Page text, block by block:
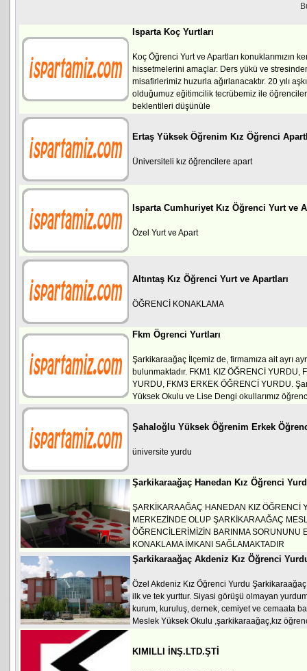
Isparta Koç Yurtları
Koç Öğrenci Yurt ve Apartları konuklarımızın
hissetmelerini amaçlar. Ders yükü ve
misafirlerimiz huzurla ağırlanacaktır. 20 yılı
olduğumuz eğitimcilik tecrübemiz ile
beklentileri düşünüle
Ertaş Yüksek Öğrenim Kız Öğrenci
Üniversiteli kız öğrencilere apart
Isparta Cumhuriyet Kız Öğrenci Yurt ve
Özel Yurt ve Apart
Altıntaş Kız Öğrenci Yurt ve Apartları
ÖĞRENCİ KONAKLAMA
Fkm Ögrenci Yurtları
Şarkikaraağaç İlçemiz de, firmamıza ait ayrı
bulunmaktadır. FKM1 KIZ ÖĞRENCİ YURDU,
YURDU, FKM3 ERKEK ÖĞRENCİ YURDU.
Yüksek Okulu ve Lise Dengi okullarımız
Şahaloğlu Yüksek Öğrenim Erkek
üniversite yurdu
Şarkikaraağaç Hanedan Kız Öğrenci
ŞARKİKARAAĞAÇ HANEDAN KIZ ÖĞRENCİ
MERKEZİNDE OLUP ŞARKİKARAAĞAÇ
ÖĞRENCİLERİMİZİN BARINMA SORUNUNU
KONAKLAMA İMKANI SAĞLAMAKTADIR
Şarkikaraağaç Akdeniz Kız Öğrenci
Özel Akdeniz Kız Öğrenci Yurdu Şarkikaraağaç
ilk ve tek yurttur. Siyasi görüşü olmayan
kurum, kuruluş, dernek, cemiyet ve cemaata
Meslek Yüksek Okulu ,şarkikaraağaç,kız
KIMILLI İNŞ.LTD.ŞTİ